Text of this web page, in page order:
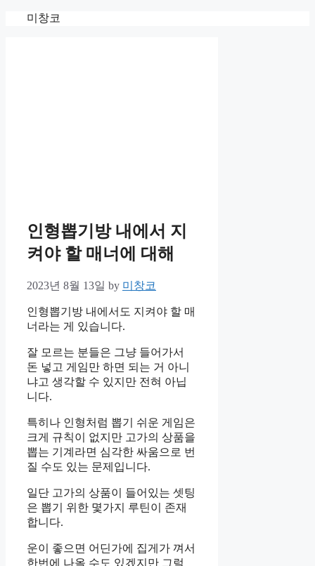
미창코
인형뽑기방 내에서 지
켜야 할 매너에 대해
2023년 8월 13일 by 미창코
인형뽑기방 내에서도 지켜야 할 매
너라는 게 있습니다.
잘 모르는 분들은 그냥 들어가서
돈 넣고 게임만 하면 되는 거 아니
냐고 생각할 수 있지만 전혀 아닙
니다.
특히나 인형처럼 뽑기 쉬운 게임은
크게 규칙이 없지만 고가의 상품을
뽑는 기계라면 심각한 싸움으로 번
질 수도 있는 문제입니다.
일단 고가의 상품이 들어있는 셋팅
은 뽑기 위한 몇가지 루틴이 존재
합니다.
운이 좋으면 어딘가에 집게가 껴서
한번에 나올 수도 있겠지만 그럴